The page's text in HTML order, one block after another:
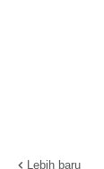
Lebih baru